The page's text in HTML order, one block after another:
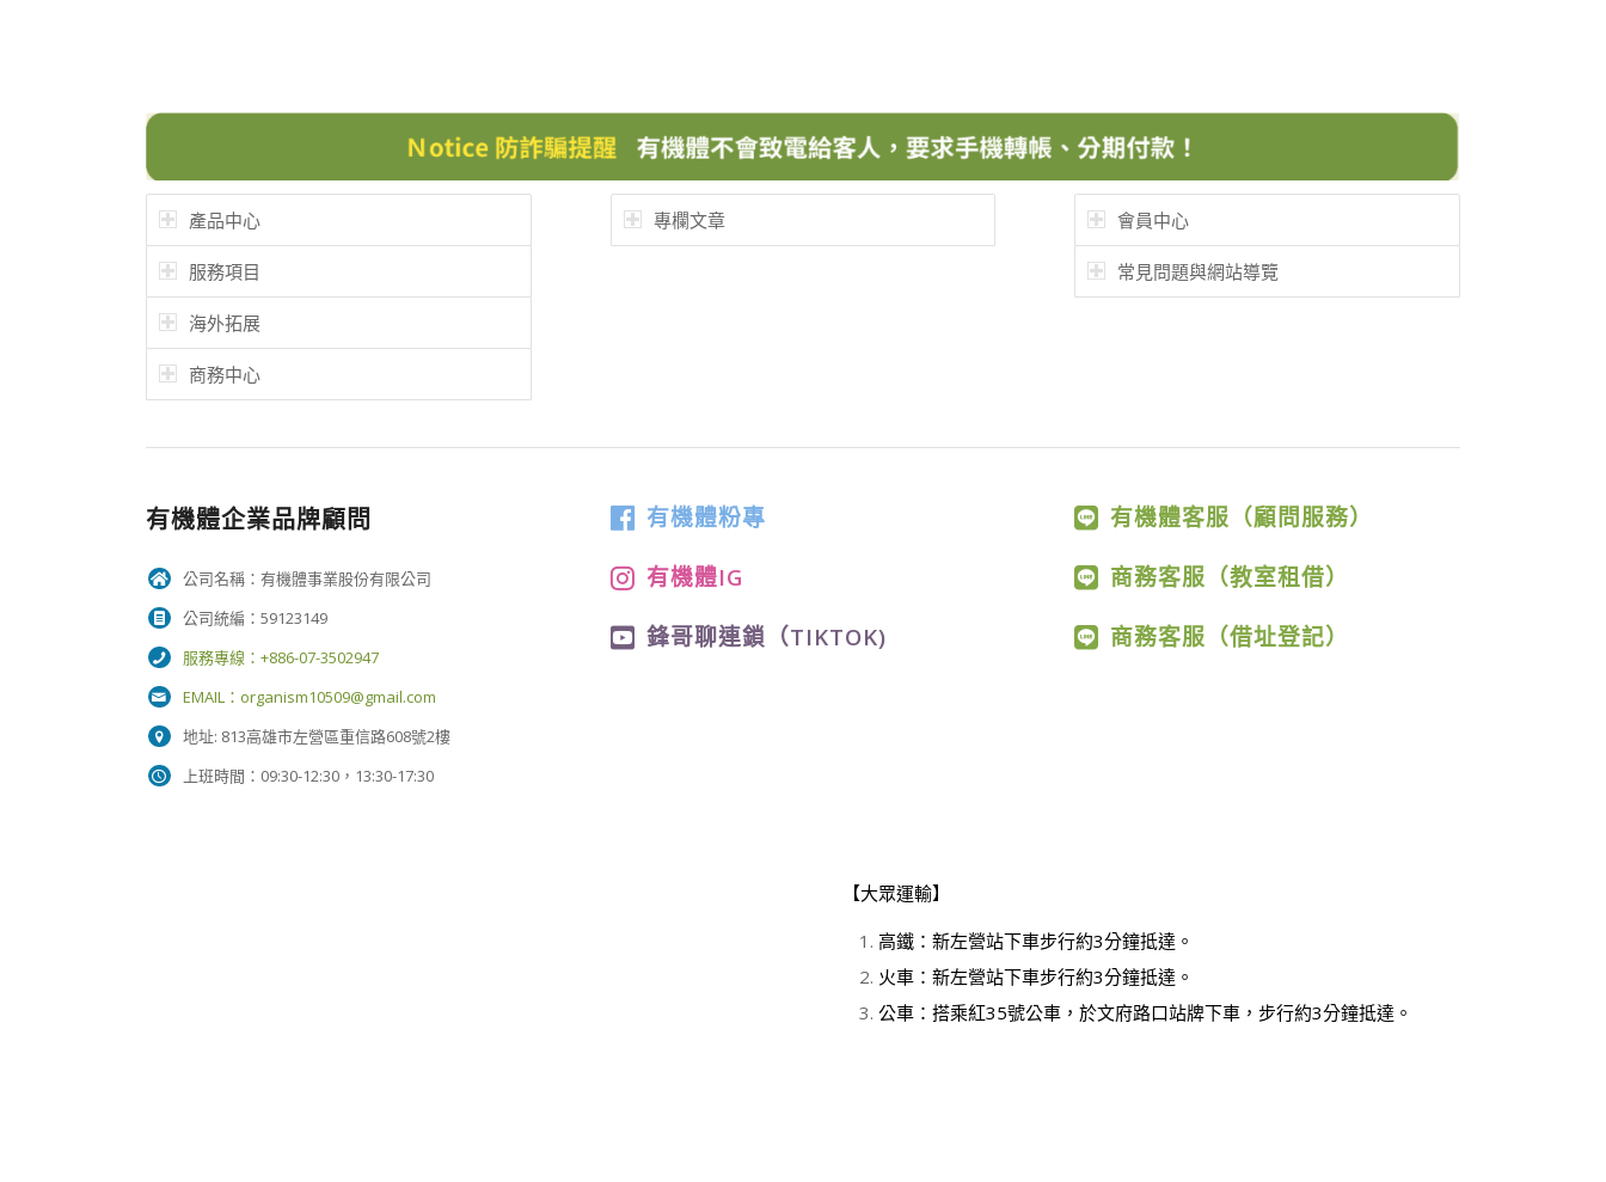
產品中心
服務項目
海外拓展
商務中心
專欄文章 會員中心
常見問題與網站導覽
有機體企業品牌顧問
公司名稱：有機體事業股份有限公司
公司統編：59123149
服務專線：+886-07-3502947
EMAIL： organism10509@gmail.com
地址: 813高雄市左營區重信路608號2樓
上班時間：09:30-12:30，13:30-17:30
有機體粉專
有機體IG
鋒哥聊連鎖（TIKTOK)
有機體客服（顧問服務）
商務客服（教室租借）
商務客服（借址登記）
【大眾運輸】
高鐵：新左營站下車步行約3分鐘抵達。
火車：新左營站下車步行約3分鐘抵達。
公車：搭乘紅35號公車，於文府路口站牌下車，步行約3分鐘抵達。